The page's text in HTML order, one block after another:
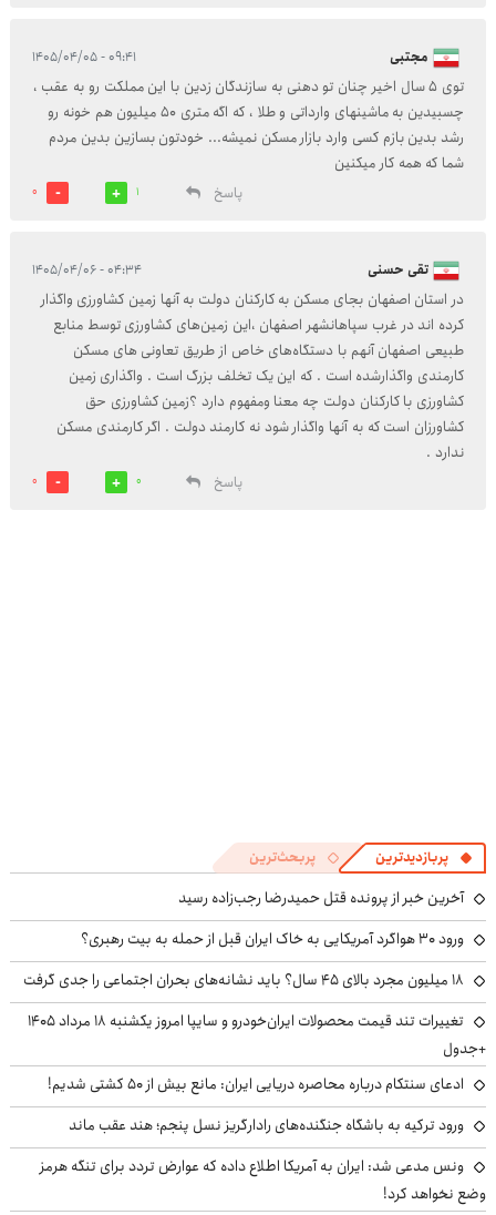
مجتبی ۰۹:۴۱ - ۱۴۰۵/۰۴/۰۵
توی ۵ سال اخیر چنان تو دهنی به سازندگان زدین با این مملکت رو به عقب ،
چسبیدین به ماشینهای وارداتی و طلا ، که اگه متری ۵۰ میلیون هم خونه رو
رشد بدین بازم کسی وارد بازار مسکن نمیشه... خودتون بسازین بدین مردم
شما که همه کار میکنین
پاسخ
1
0
تقی حسنی ۰۴:۳۴ - ۱۴۰۵/۰۴/۰۶
در استان اصفهان بجای مسکن به کارکنان دولت به آنها زمین کشاورزی واگذار
کرده اند در غرب سپاهانشهر اصفهان ،این زمین‌های کشاورزی توسط منابع
طبیعی اصفهان آنهم با دستگاه‌های خاص از طریق تعاونی های مسکن
کارمندی واگذارشده است . که این یک تخلف بزرگ است . واگذاری زمین
کشاورزی با کارکنان دولت چه معنا ومفهوم دارد ؟زمین کشاورزی حق
کشاورزان است که به آنها واگذار شود نه کارمند دولت ‌. اگر کارمندی مسکن
ندارد .
پاسخ
0
0
پربازدیدترین پربحث‌ترین
آخرین خبر از پرونده قتل حمیدرضا رجب‌زاده رسید
ورود ۳۰ هواگرد آمریکایی به خاک ایران قبل از حمله به بیت رهبری؟
۱۸ میلیون مجرد بالای ۴۵ سال؟ باید نشانه‌های بحران اجتماعی را جدی گرفت
تغییرات تند قیمت محصولات ایران‌خودرو و سایپا امروز یکشنبه ۱۸ مرداد ۱۴۰۵
+جدول
ادعای سنتکام درباره محاصره دریایی ایران: مانع بیش از ۵۰ کشتی شدیم!
ورود ترکیه به باشگاه جنگنده‌های رادارگریز نسل پنجم؛ هند عقب ماند
ونس مدعی شد: ایران به آمریکا اطلاع داده که عوارض تردد برای تنگه هرمز
وضع نخواهد کرد!